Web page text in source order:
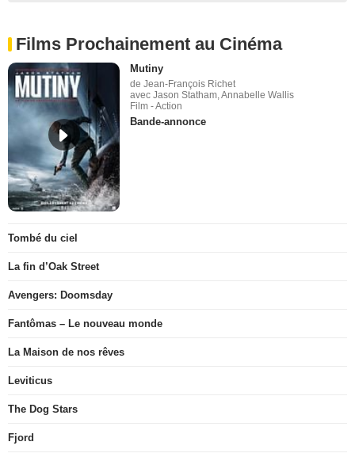
Films Prochainement au Cinéma
Mutiny
de Jean-François Richet
avec Jason Statham, Annabelle Wallis
Film - Action
Bande-annonce
Tombé du ciel
La fin d’Oak Street
Avengers: Doomsday
Fantômas – Le nouveau monde
La Maison de nos rêves
Leviticus
The Dog Stars
Fjord